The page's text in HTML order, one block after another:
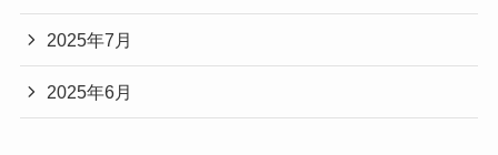
2025年7月
2025年6月